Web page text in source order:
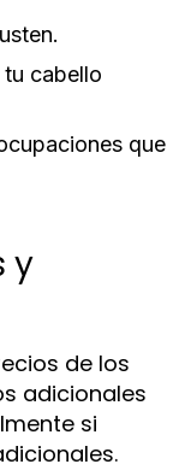
cabello
que
y
de los
adicionales
si